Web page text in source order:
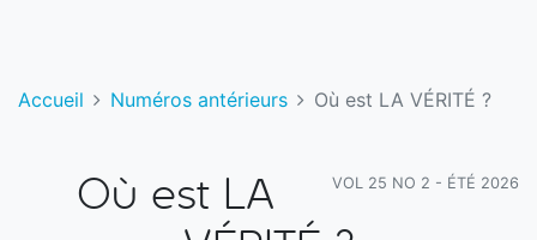
Accueil Numéros antérieurs Où est LA VÉRITÉ ?
VOL 25 NO 2 - ÉTÉ 2026
Où est LA